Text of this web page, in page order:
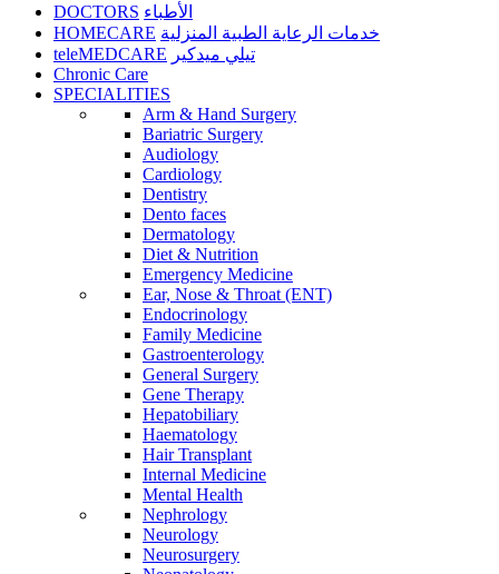
DOCTORS الأطباء
HOMECARE خدمات الرعاية الطبية المنزلية
teleMEDCARE تيلي ميدكير
Chronic Care
SPECIALITIES
Arm & Hand Surgery
Bariatric Surgery
Audiology
Cardiology
Dentistry
Dento faces
Dermatology
Diet & Nutrition
Emergency Medicine
Ear, Nose & Throat (ENT)
Endocrinology
Family Medicine
Gastroenterology
General Surgery
Gene Therapy
Hepatobiliary
Haematology
Hair Transplant
Internal Medicine
Mental Health
Nephrology
Neurology
Neurosurgery